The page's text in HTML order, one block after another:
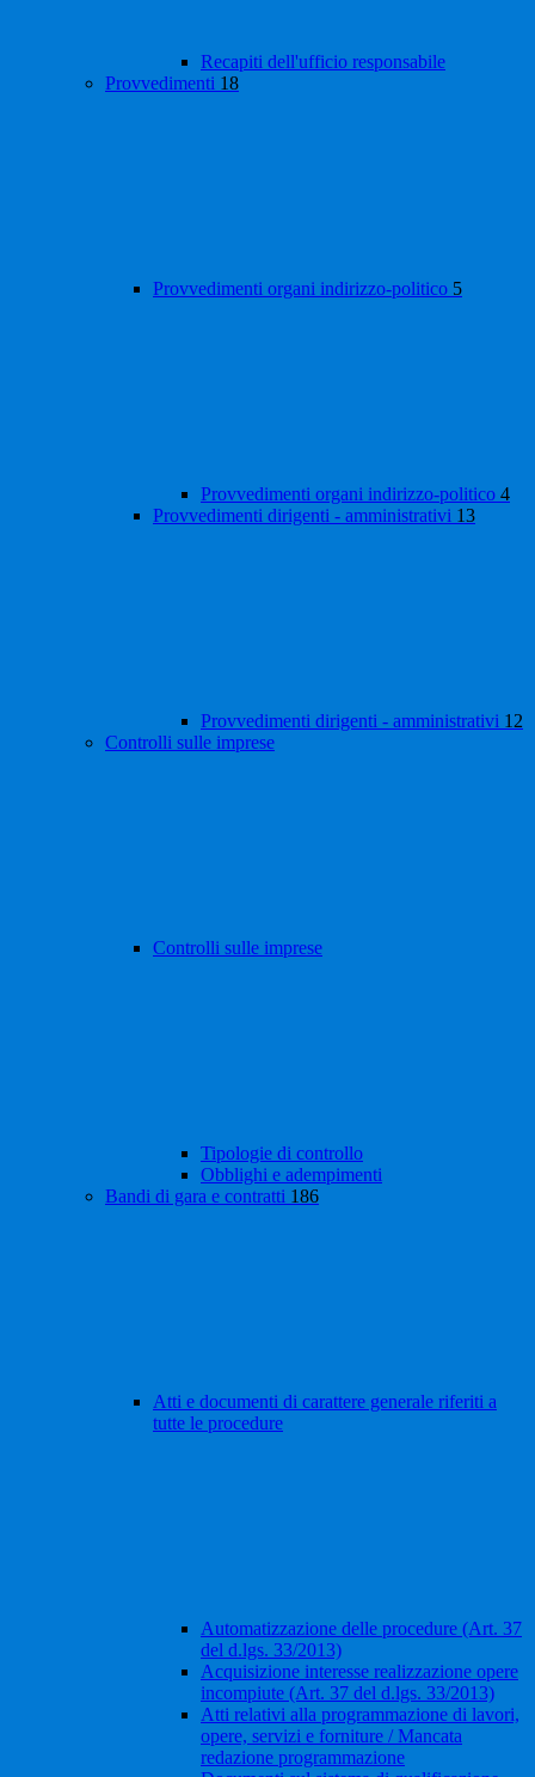
Recapiti dell'ufficio responsabile
Provvedimenti 18
Provvedimenti organi indirizzo-politico 5
Provvedimenti organi indirizzo-politico 4
Provvedimenti dirigenti - amministrativi 13
Provvedimenti dirigenti - amministrativi 12
Controlli sulle imprese
Controlli sulle imprese
Tipologie di controllo
Obblighi e adempimenti
Bandi di gara e contratti 186
Atti e documenti di carattere generale riferiti a
tutte le procedure
Automatizzazione delle procedure (Art. 37
del d.lgs. 33/2013)
Acquisizione interesse realizzazione opere
incompiute (Art. 37 del d.lgs. 33/2013)
Atti relativi alla programmazione di lavori,
opere, servizi e forniture / Mancata
redazione programmazione